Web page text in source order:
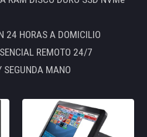
24 HORAS A DOMICILIO
REMOTO 24/7
SEGUNDA MANO